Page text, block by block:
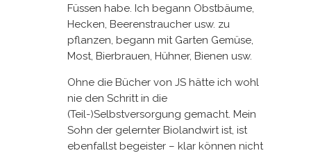
Füssen habe. Ich begann Obstbäume,
Hecken, Beerenstraucher usw. zu
pflanzen, begann mit Garten Gemüse,
Most, Bierbrauen, Hühner, Bienen usw.
Ohne die Bücher von JS hätte ich wohl
nie den Schritt in die
(Teil-)Selbstversorgung gemacht. Mein
Sohn der gelernter Biolandwirt ist, ist
ebenfallst begeister – klar können nicht